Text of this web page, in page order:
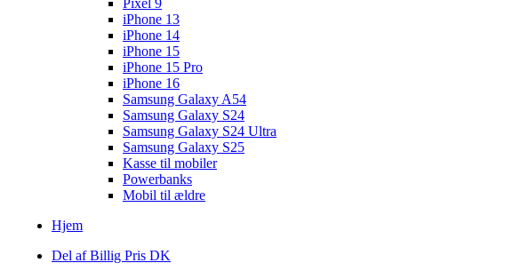
Pixel 9
iPhone 13
iPhone 14
iPhone 15
iPhone 15 Pro
iPhone 16
Samsung Galaxy A54
Samsung Galaxy S24
Samsung Galaxy S24 Ultra
Samsung Galaxy S25
Kasse til mobiler
Powerbanks
Mobil til ældre
Hjem
Del af Billig Pris DK